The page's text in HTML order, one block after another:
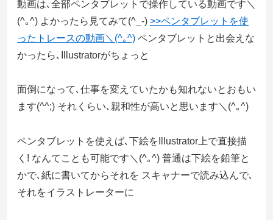
動画は､全部ペンタブレットで操作している動画です＼
(^｡^) よかったら見てみて(^_-) >>ペンタブレットを使
ったトレースの動画＼(^｡^) ペンタブレットと出会えな
かったら､Illustratorがちょっと
面倒になって､仕事を変えていたかも知れないとおもい
ます(^^;) それくらい､親和性が高いと思います＼(^｡^)
ペンタブレットを使えば､下絵をIllustrator上で直接描
く! なんてことも可能です＼(^｡^) 普通は下絵を鉛筆と
かで､紙に書いてからそれを スキャナーで読み込んで､
それをイラストレーターに